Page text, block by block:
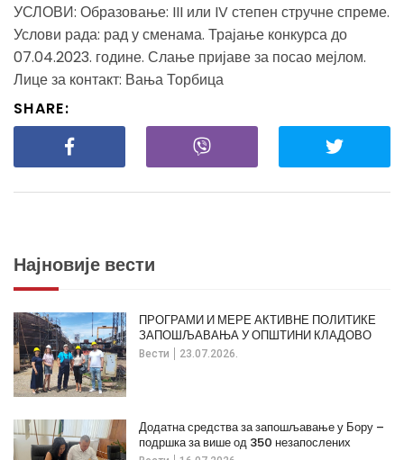
УСЛОВИ: Образовање: III или IV степен стручне спреме.
Услови рада: рад у сменама. Трајање конкурса до
07.04.2023. године. Слање пријаве за посао мејлом.
Лице за контакт: Вања Торбица
SHARE:
Најновије вести
Вести 23.07.2026.
ПРОГРАМИ И МЕРЕ АКТИВНЕ ПОЛИТИКЕ
ЗАПОШЉАВАЊА У ОПШТИНИ КЛАДОВО
Додатна средства за запошљавање у Бору –
подршка за више од 350 незапослених